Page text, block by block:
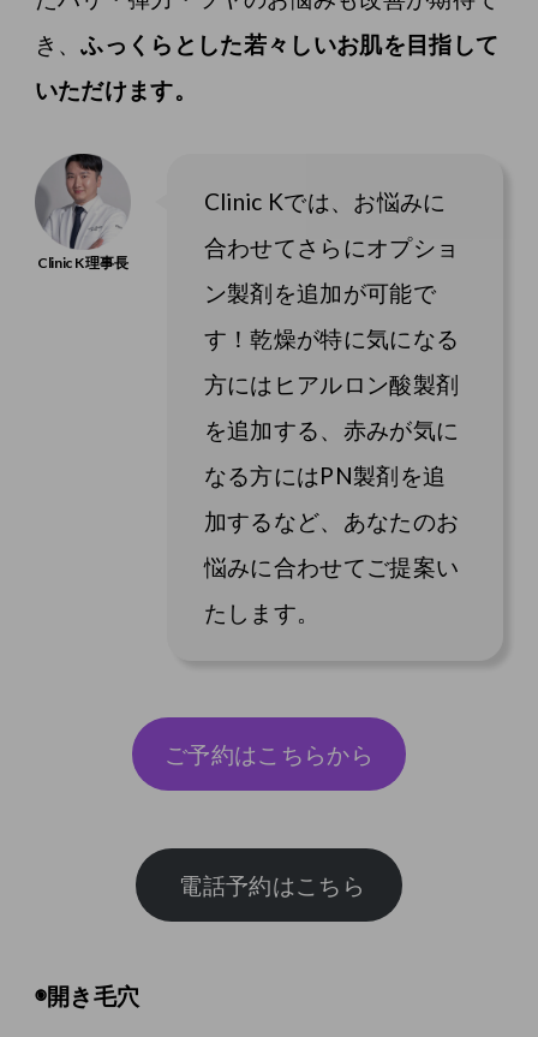
き、ふっくらとした若々しいお肌を目指して
いただけます。
Clinic Kでは、お悩みに
合わせてさらにオプショ
ン製剤を追加が可能で
す！乾燥が特に気になる
方にはヒアルロン酸製剤
を追加する、赤みが気に
なる方にはPN製剤を追
加するなど、あなたのお
悩みに合わせてご提案い
たします。
ご予約はこちらから
◉開き毛穴